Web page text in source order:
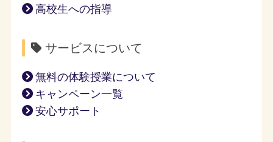
高校生への指導
サービスについて
無料の体験授業について
キャンペーン一覧
安心サポート